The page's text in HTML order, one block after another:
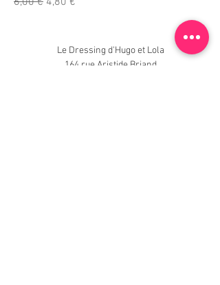
Le Dressing d'Hugo et Lola
164 rue Aristide Briand